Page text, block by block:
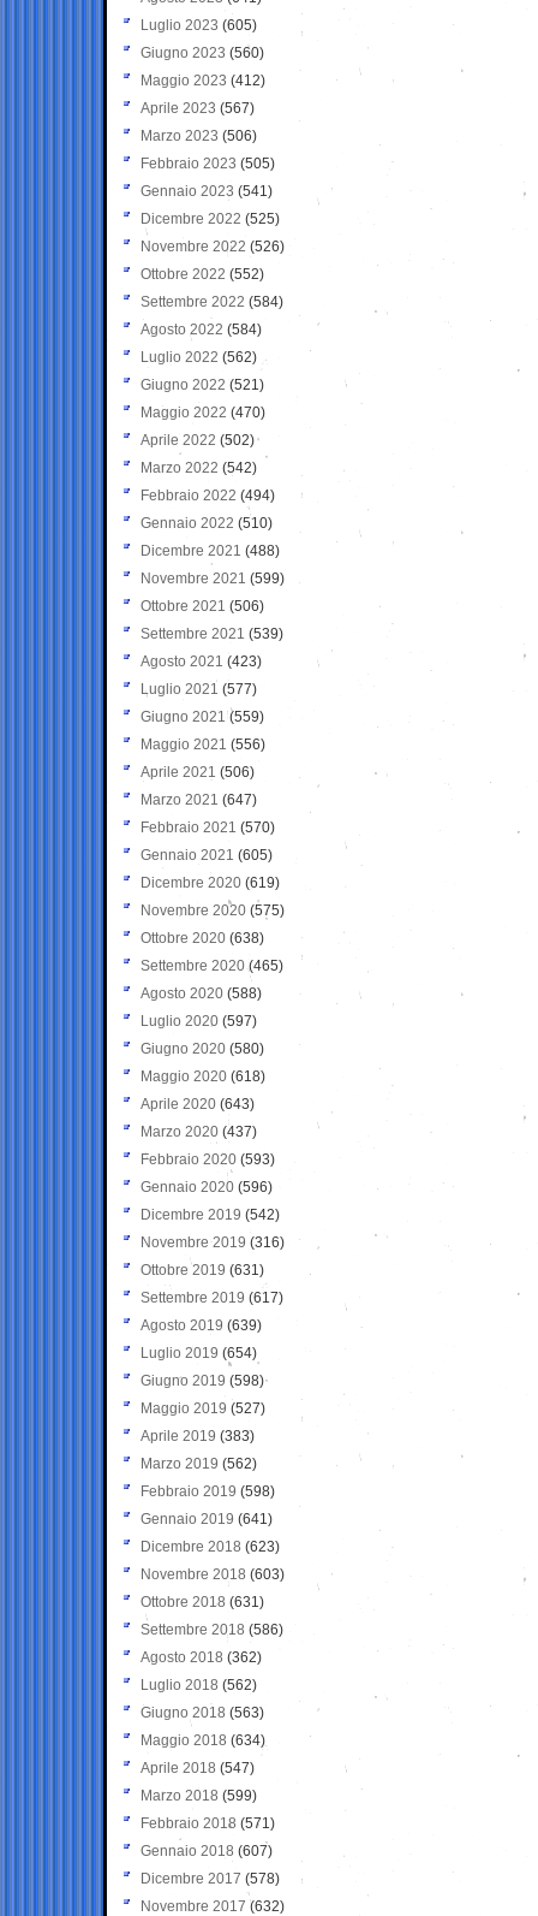
Luglio 2023 (605)
Giugno 2023 (560)
Maggio 2023 (412)
Aprile 2023 (567)
Marzo 2023 (506)
Febbraio 2023 (505)
Gennaio 2023 (541)
Dicembre 2022 (525)
Novembre 2022 (526)
Ottobre 2022 (552)
Settembre 2022 (584)
Agosto 2022 (584)
Luglio 2022 (562)
Giugno 2022 (521)
Maggio 2022 (470)
Aprile 2022 (502)
Marzo 2022 (542)
Febbraio 2022 (494)
Gennaio 2022 (510)
Dicembre 2021 (488)
Novembre 2021 (599)
Ottobre 2021 (506)
Settembre 2021 (539)
Agosto 2021 (423)
Luglio 2021 (577)
Giugno 2021(559)
Maggio 2021 (556)
Aprile 2021 (506)
Marzo 2021 (647)
Febbraio 2021 (570)
Gennaio 2021 (605)
Dicembre 2020 (619)
Novembre 2020 (575)
Ottobre 2020 (638)
Settembre 2020(465)
Agosto 2020 (588)
Luglio 2020 (597)
Giugno 2020 (580)
Maggio 2020 (618)
Aprile 2020 (643)
Marzo 2020 (437)
Febbraio 2020 (593)
Gennaio 2020 (596)
Dicembre 2019 (542)
Novembre 2019 (316)
Ottobre 2019 (631)
Settembre 2019 (617)
Agosto 2019 (639)
Luglio 2019 (654)
Giugno 2019 (598)
Maggio 2019 (527)
Aprile 2019 (383)
Marzo 2019 (562)
Febbraio 2019 (598)
Gennaio 2019 (641)
Dicembre 2018 (623)
Novembre 2018 (603)
Ottobre 2018 (631)
Settembre 2018 (586)
Agosto 2018 (362)
Luglio 2018 (562)
Giugno 2018 (563)
Maggio 2018 (634)
Aprile 2018 (547)
Marzo 2018 (599)
Febbraio 2018 (571)
Gennaio 2018 (607)
Dicembre 2017 (578)
Novembre 2017 (632)